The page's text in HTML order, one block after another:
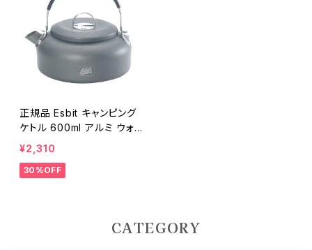
正規品 Esbit キャンピング
ケトル 600ml アルミ ウォ
ーターケトル
¥2,310
30%OFF
CATEGORY